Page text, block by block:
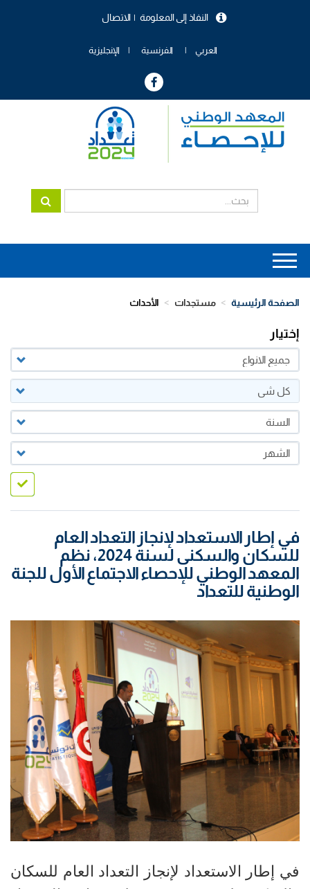
الاتصال النفاذ إلى المعلومة
العربي الفرنسية الإنجليزية
Main
navigation
الصفحة الرئيسية مستجدات الأحداث
إختيار
في إطار الاستعداد لإنجاز التعداد العام
للسكان والسكنى لسنة 2024، نظم
المعهد الوطني للإحصاء الاجتماع الأول للجنة
الوطنية للتعداد
في إطار الاستعداد لإنجاز التعداد العام للسكان